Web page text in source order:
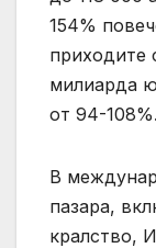
154%
приходите
милиарда
от 94-108%.
В
пазара,
кралство,